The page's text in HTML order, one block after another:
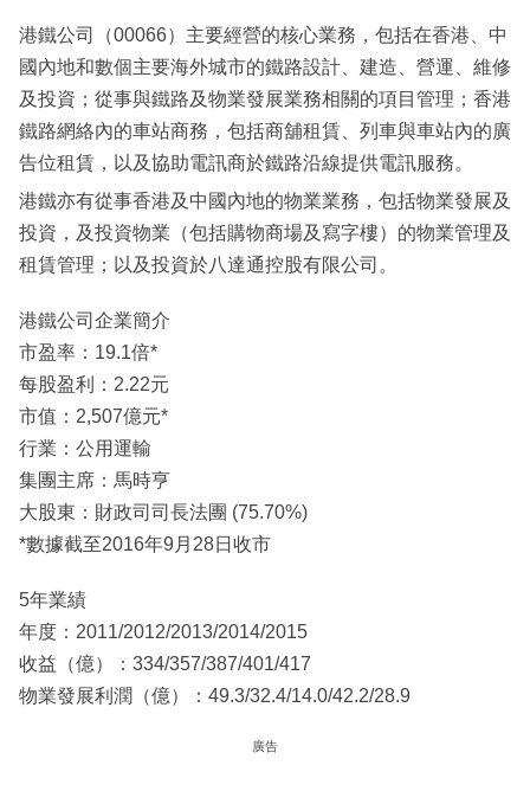
閱
專
區
港鐵公司（00066）主要經營的核心業務，包括在香港、中
國內地和數個主要海外城市的鐵路設計、建造、營運、維修
及投資；從事與鐵路及物業發展業務相關的項目管理；香港
鐵路網絡內的車站商務，包括商舖租賃、列車與車站內的廣
告位租賃，以及協助電訊商於鐵路沿線提供電訊服務。
港鐵亦有從事香港及中國內地的物業業務，包括物業發展及
投資，及投資物業（包括購物商場及寫字樓）的物業管理及
租賃管理；以及投資於八達通控股有限公司。
港鐵公司企業簡介
市盈率：19.1倍*
每股盈利：2.22元
市值：2,507億元*
行業：公用運輸
集團主席：馬時亨
大股東：財政司司長法團 (75.70%)
*數據截至2016年9月28日收市
5年業績
年度：2011/2012/2013/2014/2015
收益（億）：334/357/387/401/417
物業發展利潤（億）：49.3/32.4/14.0/42.2/28.9
廣告